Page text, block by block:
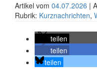
Artikel vom 04.07.2026 |
Rubrik: Kurznachrichten,
teilen
teilen
teilen